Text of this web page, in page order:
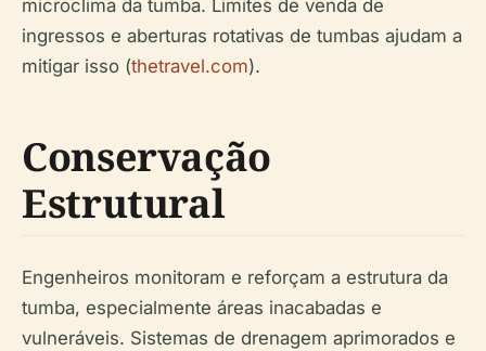
microclima da tumba. Limites de venda de
ingressos e aberturas rotativas de tumbas ajudam a
mitigar isso (thetravel.com).
Conservação
Estrutural
Engenheiros monitoram e reforçam a estrutura da
tumba, especialmente áreas inacabadas e
vulneráveis. Sistemas de drenagem aprimorados e